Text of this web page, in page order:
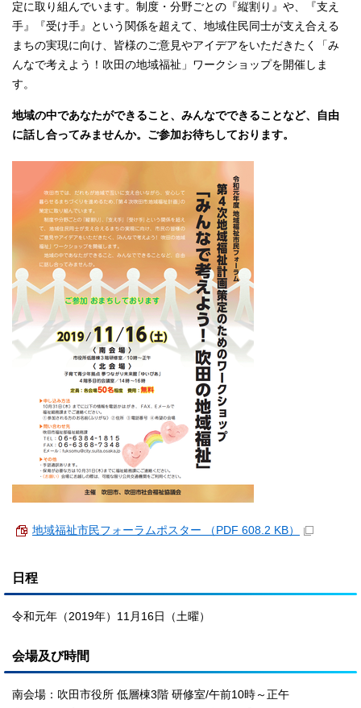
定に取り組んでいます。制度・分野ごとの『縦割り』や、『支え
手』『受け手』という関係を超えて、地域住民同士が支え合える
まちの実現に向け、皆様のご意見やアイデアをいただきたく「み
んなで考えよう！吹田の地域福祉」ワークショップを開催しま
す。
地域の中であなたができること、みんなでできることなど、自由
に話し合ってみませんか。ご参加お待ちしております。
地域福祉市民フォーラムポスター （PDF 608.2 KB）
日程
令和元年（2019年）11月16日（土曜）
会場及び時間
南会場：吹田市役所 低層棟3階 研修室/午前10時～正午